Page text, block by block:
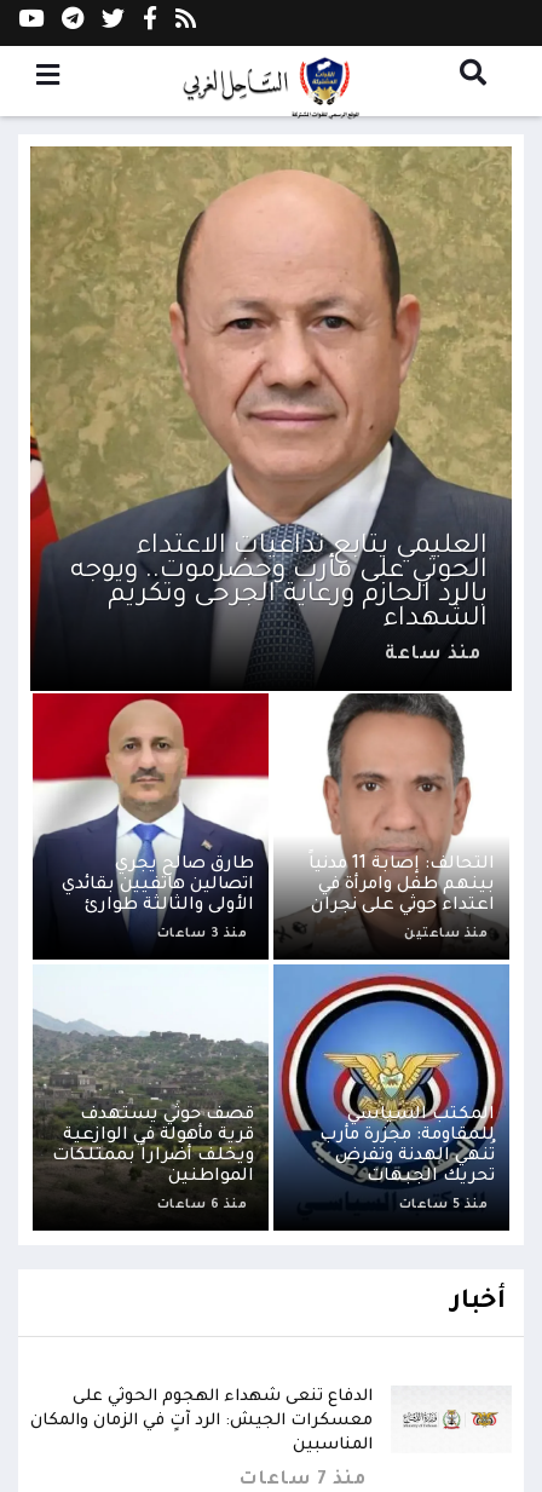
العليمي يتابع تداعيات الاعتداء
الحوثي على مأرب وحضرموت.. ويوجه
بالرد الحازم ورعاية الجرحى وتكريم
الشهداء
منذ ساعة
التحالف: إصابة 11 مدنياً
بينهم طفل وامرأة في
اعتداء حوثي على نجران
منذ ساعتين
طارق صالح يجري
اتصالين هاتفيين بقائدي
الأولى والثالثة طوارئ
منذ 3 ساعات
المكتب السياسي
للمقاومة: مجزرة مأرب
تُنهي الهدنة وتفرض
تحريك الجبهات
منذ 5 ساعات
قصف حوثي يستهدف
قرية مأهولة في الوازعية
ويخلف أضراراً بممتلكات
المواطنين
منذ 6 ساعات
أخبار
الدفاع تنعى شهداء الهجوم الحوثي على
معسكرات الجيش: الرد آتٍ في الزمان والمكان
المناسبين
منذ 7 ساعات